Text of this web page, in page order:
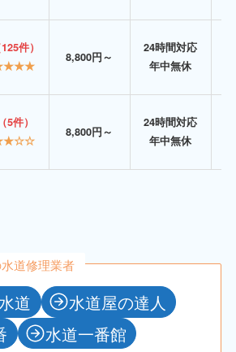
件）
8,800円～
24時間対応
年中無休
5件）
8,800円～
24時間対応
年中無休
修理業者
道
水道屋の達人
水道一番館